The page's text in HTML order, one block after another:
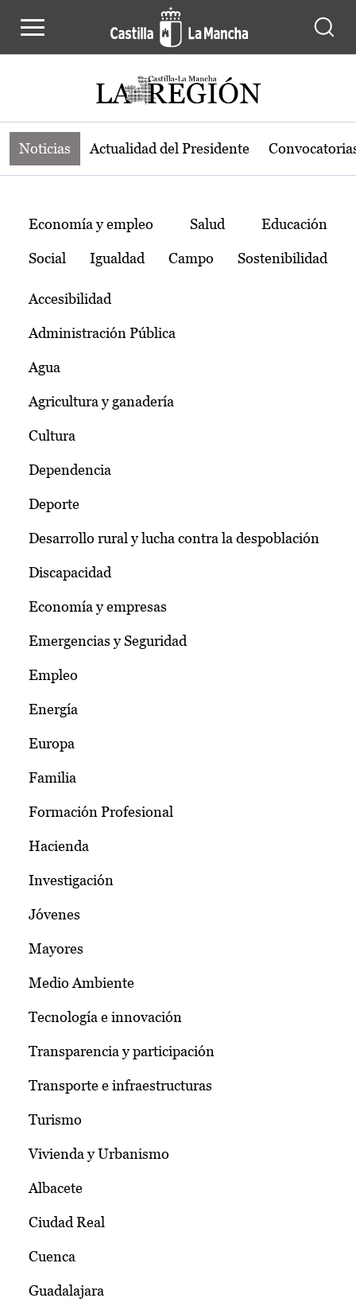
Noticias de la región de Castilla-La
Noticias Actualidad del Presidente
Temas
Economía y empleo Salud Educación
Social Igualdad Campo Sostenibilidad
Accesibilidad
Administración Pública
Agua
Agricultura y ganadería
Cultura
Dependencia
Deporte
Desarrollo rural y lucha contra la despoblación
Discapacidad
Economía y empresas
Emergencias y Seguridad
Empleo
Energía
Europa
Familia
Formación Profesional
Hacienda
Investigación
Jóvenes
Mayores
Medio Ambiente
Tecnología e innovación
Transparencia y participación
Transporte e infraestructuras
Turismo
Vivienda y Urbanismo
Albacete
Ciudad Real
Cuenca
Guadalajara